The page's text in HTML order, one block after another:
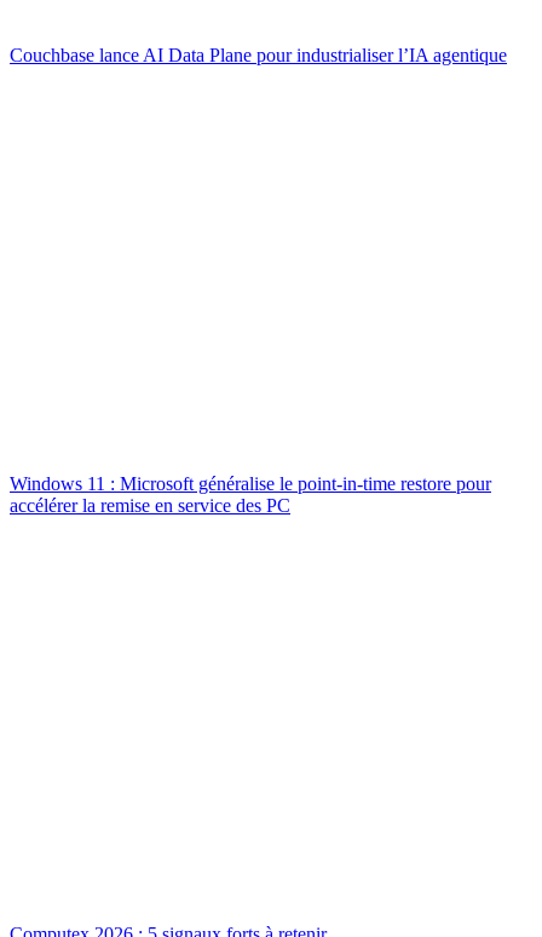
Couchbase lance AI Data Plane pour industrialiser l’IA agentique
Windows 11 : Microsoft généralise le point-in-time restore pour
accélérer la remise en service des PC